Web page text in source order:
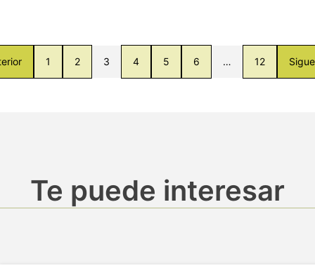
1 2 3 4 5 6 … 12
Te puede interesar